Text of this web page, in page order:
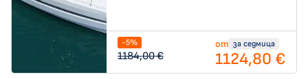
-5%
1184,00 €
от за седмица
1124,80 €